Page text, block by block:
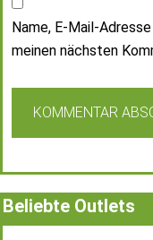
Name, E-Mail-
meinen nächsten
Beliebte Outlets